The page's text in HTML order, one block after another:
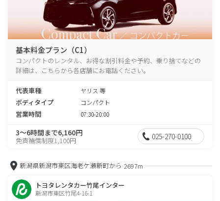
基本料金プラン（C1）
コンパクトのレンタル、お得な割引料金や予約、乗り捨てなどの
詳細は、こちらから各店舗にお電話ください。
代表車種 ヤリス 等
ボディタイプ コンパクト
営業時間 07:30-20:00
3～6時間まで6,160円
免責補償制度1,100円 025-270-0100
新潟県新潟市東区海老ケ瀬新町から 2697m
トヨタレンタカー竹尾インター
新潟市東区竹尾4-16-1